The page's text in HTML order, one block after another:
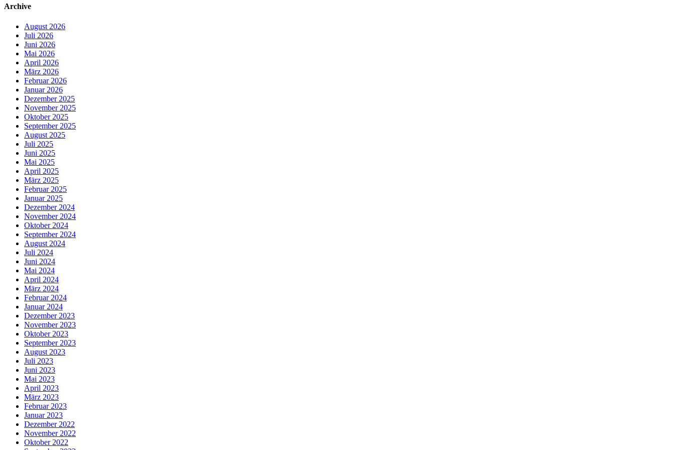
Archive
August 2026
Juli 2026
Juni 2026
Mai 2026
April 2026
März 2026
Februar 2026
Januar 2026
Dezember 2025
November 2025
Oktober 2025
September 2025
August 2025
Juli 2025
Juni 2025
Mai 2025
April 2025
März 2025
Februar 2025
Januar 2025
Dezember 2024
November 2024
Oktober 2024
September 2024
August 2024
Juli 2024
Juni 2024
Mai 2024
April 2024
März 2024
Februar 2024
Januar 2024
Dezember 2023
November 2023
Oktober 2023
September 2023
August 2023
Juli 2023
Juni 2023
Mai 2023
April 2023
März 2023
Februar 2023
Januar 2023
Dezember 2022
November 2022
Oktober 2022